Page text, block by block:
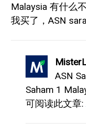
Malaysia 有什么
我买了，ASN
ASN
Saham 1
可阅读此文章: